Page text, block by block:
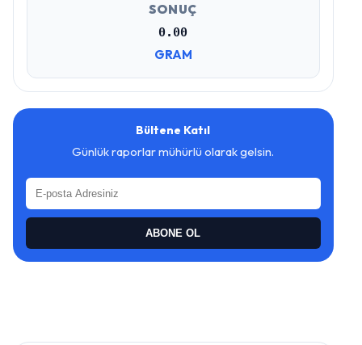
SONUÇ
0.00
GRAM
Bültene Katıl
Günlük raporlar mühürlü olarak gelsin.
ABONE OL